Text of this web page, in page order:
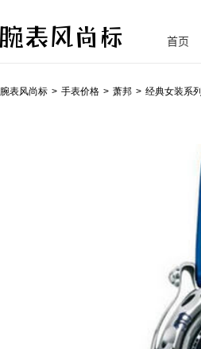
首页
腕表风尚标 手表价格 萧邦 经典女装系列